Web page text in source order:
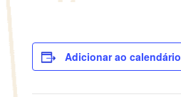
Adicionar ao calendário